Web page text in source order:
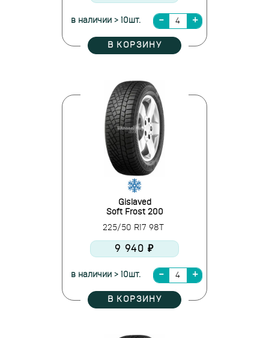
в наличии > 10шт.
В КОРЗИНУ
Gislaved
Soft Frost 200
225/50 R17 98T
9 940 ₽
в наличии > 10шт.
В КОРЗИНУ